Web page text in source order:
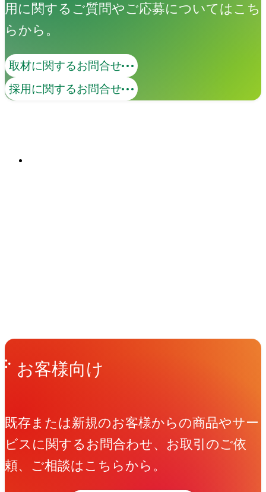
用に関するご質問やご応募についてはこち
らから。
取材に関するお問合せ
採用に関するお問合せ
Great RIVER
創造性の高い人材が、組織の内側へ。事
業・ブランド・組織・人—あらゆる活動
Get in Touchお問い合わせ
お客様向け
既存または新規のお客様からの商品やサー
ビスに関するお問合わせ、お取引のご依
頼、ご相談はこちらから。